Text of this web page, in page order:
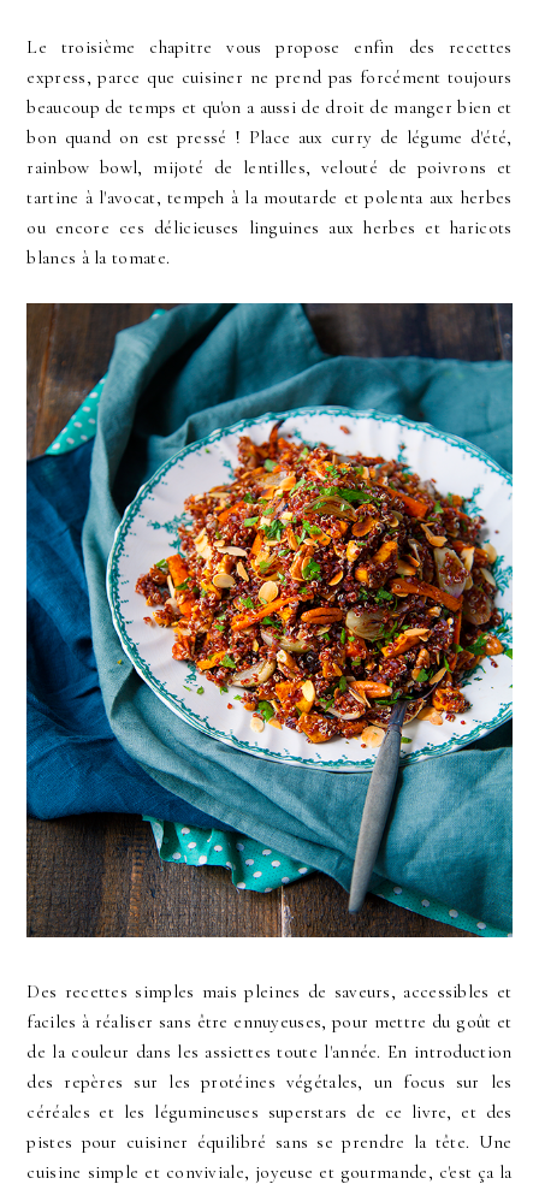
Le troisième chapitre vous propose enfin des recettes
express, parce que cuisiner ne prend pas forcément toujours
beaucoup de temps et qu'on a aussi de droit de manger bien et
bon quand on est pressé ! Place aux curry de légume d'été,
rainbow bowl, mijoté de lentilles, velouté de poivrons et
tartine à l'avocat, tempeh à la moutarde et polenta aux herbes
ou encore ces délicieuses linguines aux herbes et haricots
blancs à la tomate.
Des recettes simples mais pleines de saveurs, accessibles et
faciles à réaliser sans être ennuyeuses, pour mettre du goût et
de la couleur dans les assiettes toute l'année. En introduction
des repères sur les protéines végétales, un focus sur les
céréales et les légumineuses superstars de ce livre, et des
pistes pour cuisiner équilibré sans se prendre la tête. Une
cuisine simple et conviviale, joyeuse et gourmande, c'est ça la